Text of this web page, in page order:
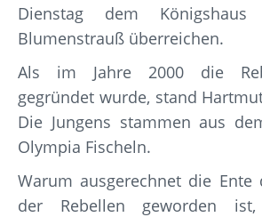
Dienstag dem
Blumenstrauß überreichen.
Als im Jahre 2000 die
gegründet wurde, stand
Die Jungens stammen aus
Olympia Fischeln.
Warum ausgerechnet die Ente
der Rebellen geworden